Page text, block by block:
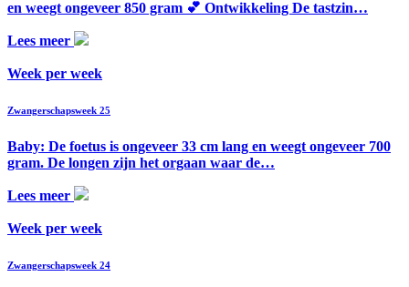
en weegt ongeveer 850 gram 💕 Ontwikkeling De tastzin…
Lees meer
Week per week
Zwangerschapsweek 25
Baby: De foetus is ongeveer 33 cm lang en weegt ongeveer 700
gram. De longen zijn het orgaan waar de…
Lees meer
Week per week
Zwangerschapsweek 24